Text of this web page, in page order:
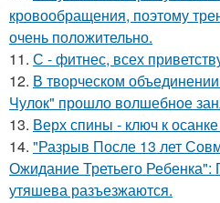
кровообращения, поэтому
очень положительно.
11. С - фитнес, всех
12. В творческом
Чулок" прошло волшебное
13. Верх спины - ключ к
14. "Разрыв После 13 лет
Ожидание Третьего
утяшева разъезжаются.